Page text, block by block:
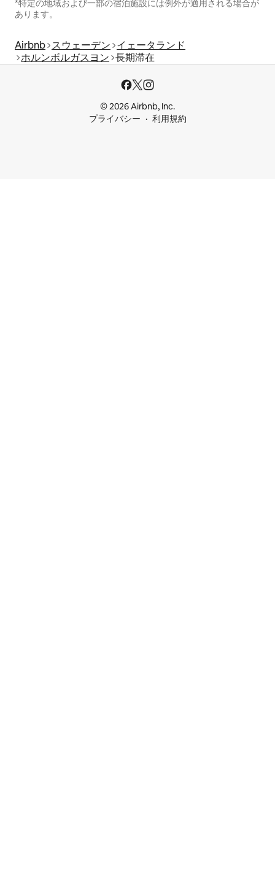
*特定の地域および一部の宿泊施設には例外が適用される場合が
あります。
Airbnb スウェーデン イェータランド
ホルンボルガスヨン 長期滞在
© 2026 Airbnb, Inc.
プライバシー
利用規約